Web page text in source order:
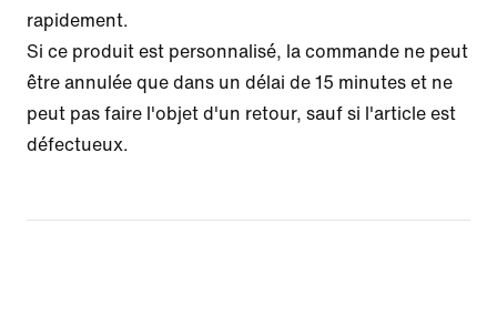
rapidement.
Si ce produit est personnalisé, la commande ne peut
être annulée que dans un délai de 15 minutes et ne
peut pas faire l'objet d'un retour, sauf si l'article est
défectueux.